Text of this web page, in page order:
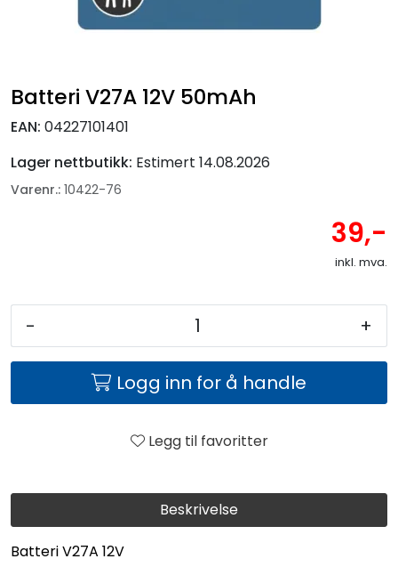
Beskrivelse
Batteri V27A 12V
Batteri V27A 12V 50mAh
EAN: 04227101401
Lager nettbutikk: Estimert 14.08.2026
Varenr.: 10422-76
39,-
inkl. mva.
- +
Logg inn for å handle
Legg til favoritter